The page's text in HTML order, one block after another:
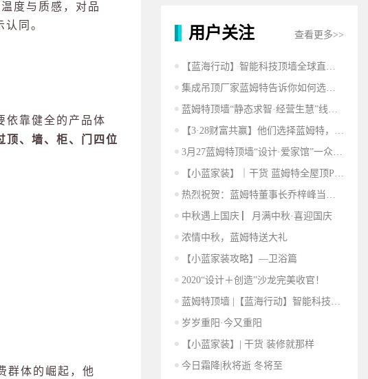
度与质感，对品
同。
依靠健全的产品体
顶、墙、柜、门四位
群体的崛起，他
用户关注 查看更多>>
【蓝海行动】智能科技顶墙全球直播选商峰会
集成吊顶厂家蓝姆特告诉你如何选购吊顶？
蓝姆特顶墙“静态求智·经营生慧”线上直播火爆开启！
【3·28财富共赢】他们选择蓝姆特，竟然是因为······
3月27蓝姆特顶墙“设计·爱家馆”一众新品横空出世
【小蓝家装】｜干货 蓝姆特全屋顶PK传统石膏顶
热烈祝贺：蓝姆特董事长乔梓峰当选佛山市河北商会会长
中秋遇上国庆 ▏月满中秋·喜迎国庆
浓情中秋，蓝姆特送大礼
【小蓝家装攻略】—卫浴篇
2020“设计＋创造”沙龙完美收官！
蓝姆特顶墙 |【蓝海行动】智能科技顶墙全球直播选商峰会完美收官
岁岁重阳·今又重阳
【小蓝家装】| 干货 装修就那样
今日霜降|秋将逝 冬将至